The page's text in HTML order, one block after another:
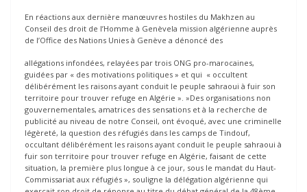
En réactions aux dernière manœuvres hostiles du Makhzen au
Conseil des droit de l’Homme à Genèvela mission algérienne auprès
de l’Office des Nations Unies à Genève a dénoncé des
allégations infondées, relayées par trois ONG pro-marocaines,
guidées par « des motivations politiques » et qui « occultent
délibérément les raisons ayant conduit le peuple sahraoui à fuir son
territoire pour trouver refuge en Algérie ». »Des organisations non
gouvernementales, amatrices des sensations et à la recherche de
publicité au niveau de notre Conseil, ont évoqué, avec une criminelle
légèreté, la question des réfugiés dans les camps de Tindouf,
occultant délibérément les raisons ayant conduit le peuple sahraoui à
fuir son territoire pour trouver refuge en Algérie, faisant de cette
situation, la première plus longue à ce jour, sous le mandat du Haut-
Commissariat aux réfugiés », souligne la délégation algérienne qui